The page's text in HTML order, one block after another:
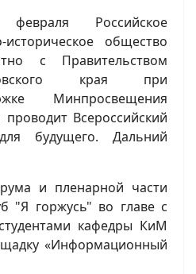
февраля Российское
историческое общество
с Правительством
края при
Минпросвещения
проводит Всероссийский
будущего. Дальний
и пленарной части
"Я горжусь" во главе с
кафедры КиМ
«Информационный